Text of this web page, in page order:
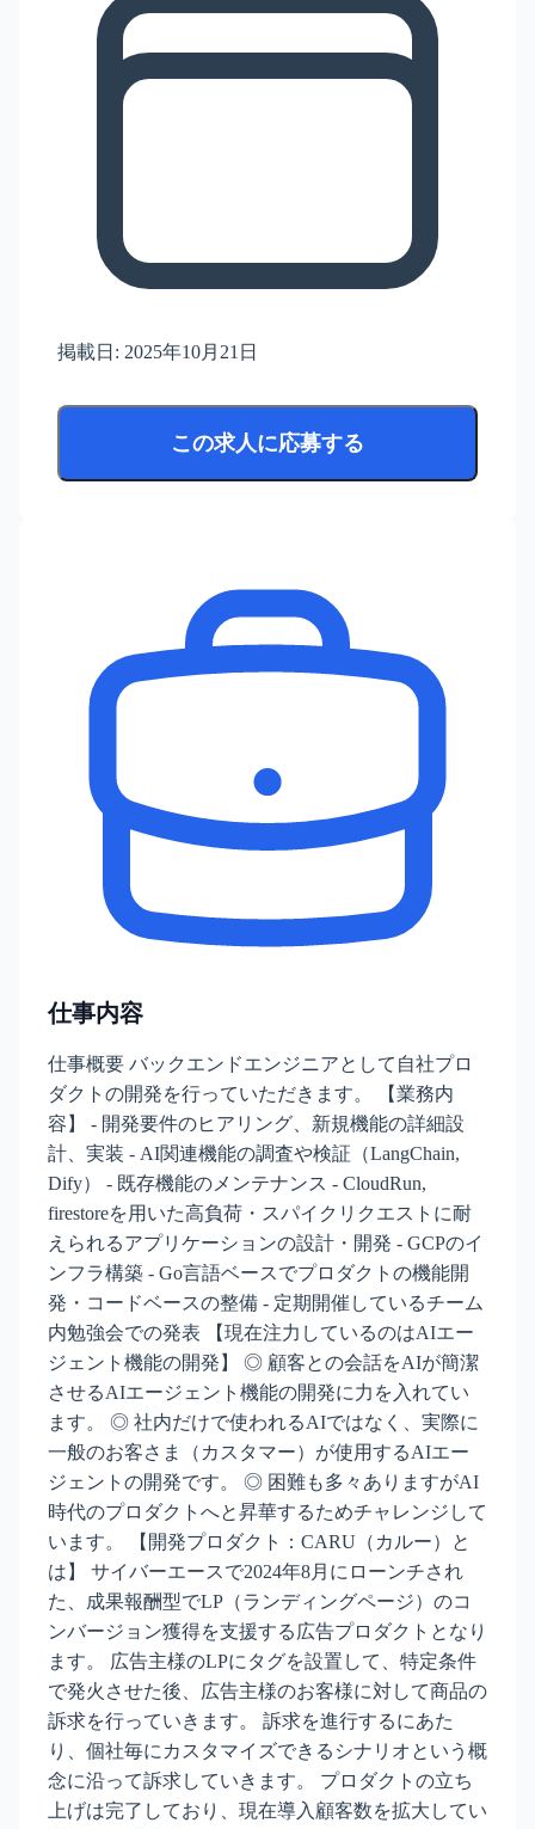
掲載日: 2025年10月21日
この求人に応募する
仕事内容
仕事概要 バックエンドエンジニアとして自社プロ
ダクトの開発を行っていただきます。 【業務内
容】 - 開発要件のヒアリング、新規機能の詳細設
計、実装 - AI関連機能の調査や検証（LangChain,
Dify） - 既存機能のメンテナンス - CloudRun,
firestoreを用いた高負荷・スパイクリクエストに耐
えられるアプリケーションの設計・開発 - GCPのイ
ンフラ構築 - Go言語ベースでプロダクトの機能開
発・コードベースの整備 - 定期開催しているチーム
内勉強会での発表 【現在注力しているのはAIエー
ジェント機能の開発】 ◎ 顧客との会話をAIが簡潔
させるAIエージェント機能の開発に力を入れてい
ます。 ◎ 社内だけで使われるAIではなく、実際に
一般のお客さま（カスタマー）が使用するAIエー
ジェントの開発です。 ◎ 困難も多々ありますがAI
時代のプロダクトへと昇華するためチャレンジして
います。 【開発プロダクト：CARU（カルー）と
は】 サイバーエースで2024年8月にローンチされ
た、成果報酬型でLP（ランディングページ）のコ
ンバージョン獲得を支援する広告プロダクトとなり
ます。 広告主様のLPにタグを設置して、特定条件
で発火させた後、広告主様のお客様に対して商品の
訴求を行っていきます。 訴求を進行するにあた
り、個社毎にカスタマイズできるシナリオという概
念に沿って訴求していきます。 プロダクトの立ち
上げは完了しており、現在導入顧客数を拡大してい